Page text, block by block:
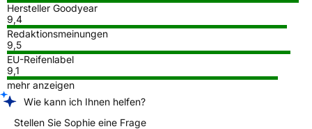
Hersteller Goodyear
9,4
Redaktionsmeinungen
9,5
EU-Reifenlabel
9,1
mehr anzeigen
Wie kann ich Ihnen helfen?
Stellen Sie Sophie eine Frage